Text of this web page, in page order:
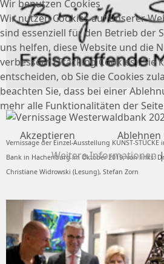
Vernissage der Einzel-Ausstellung KUNST-
Bank in Hachenburg im Oktober 2019, von links:
Christiane Widrowski (Lesung), Stefan Zorn
Wir benutzen Cookies
Wir nutzen Cookies auf unserer
sind essenziell für den Betrieb der
uns helfen, diese Website und die
verbessern (Tracking Cookies). Sie
entscheiden, ob Sie die Cookies
beachten Sie, dass bei einer
mehr alle Funktionalitäten der
Akzeptieren
Ablehnen
Weitere Informationen